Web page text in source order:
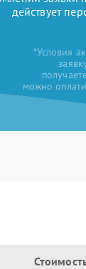
действует
*Условия
можно